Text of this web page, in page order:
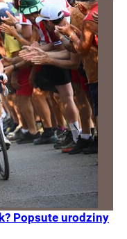
Popsute urodziny